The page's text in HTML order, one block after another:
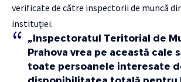
verificate de către inspectorii de muncă
instituţiei.
„ Inspectoratul Teritorial de
Prahova vrea pe această cale
toate persoanele interesate